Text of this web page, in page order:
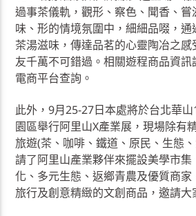
過事茶儀軌，觀形、察色、聞香、嘗
味、形的情境氛圍中，細細品啜，
茶湯滋味，傳達品茗的心靈陶冶之
友千萬不可錯過。相關遊程商品資
電商平台查詢。
此外，9月25-27日本處將於台北華
園區舉行阿里山X產業展，現場除有
旅遊(茶、咖啡、鐵道、原民、生態
請了阿里山產業夥伴來擺設美學市
化、多元生態、返鄉青農及優質商
旅行及創意精緻的文創商品，邀請大